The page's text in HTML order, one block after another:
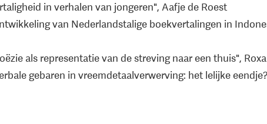
in verhalen van jongeren", Aafje de Roest
van Nederlandstalige boekvertalingen in
als representatie van de streving naar een thuis",
gebaren in vreemdetaalverwerving: het lelijke